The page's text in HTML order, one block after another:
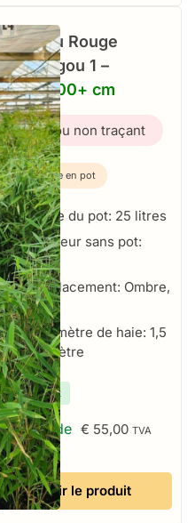
Bambou Rouge
Jiuzhaigou 1 –
25L – 200+ cm
Bambou non traçant
Plante en pot
Taille du pot: 25 litres
Hauteur sans pot:
200+ cm
Emplacement: Ombre,
Soleil
Par mètre de haie: 1,5
à 2 par mètre
✔En stock
À partir de € 55,00 TVA
incluse
Voir le produit